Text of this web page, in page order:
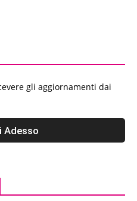
gli aggiornamenti dai